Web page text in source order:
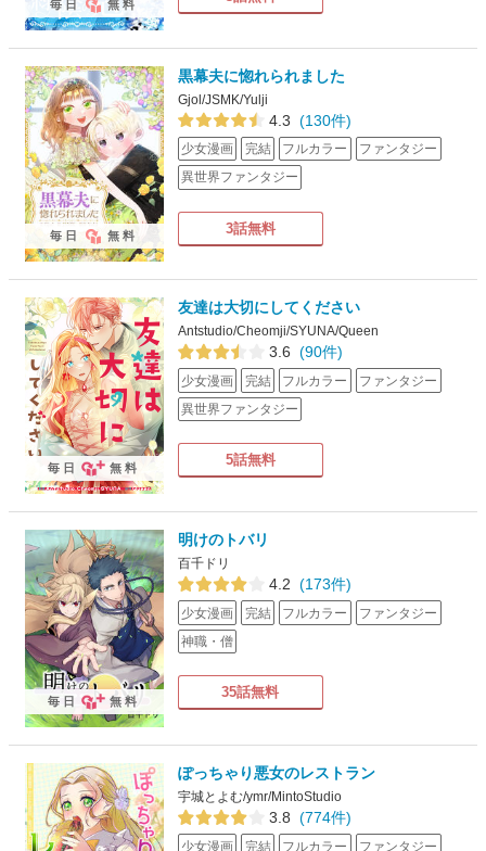
毎日 無料
黒幕夫に惚れられました
Gjol/JSMK/Yulji
4.3 (130件)
少女漫画 完結 フルカラー
ファンタジー
異世界ファンタジー
3話無料
毎日 無料
友達は大切にしてください
Antstudio/Cheomji/SYUNA/Queen
3.6 (90件)
少女漫画 完結 フルカラー
ファンタジー
異世界ファンタジー
5話無料
毎日 無料
明けのトバリ
百千ドリ
4.2 (173件)
少女漫画 完結 フルカラー
ファンタジー
神職・僧
35話無料
毎日 無料
ぽっちゃり悪女のレストラン
宇城とよむ/ymr/MintoStudio
3.8 (774件)
少女漫画 完結 フルカラー
ファンタジー